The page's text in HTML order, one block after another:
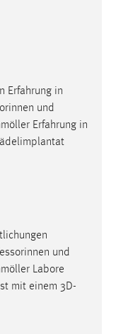
Erfahrung in
und
Erfahrung in
und
Labore
mit einem 3D-